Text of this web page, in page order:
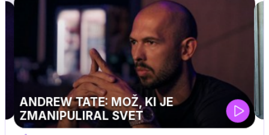
UEFA SUPERPOKAL